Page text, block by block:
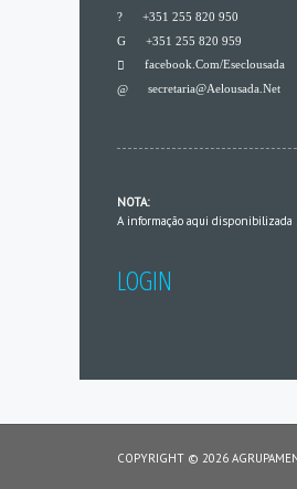
+351 255 820 950
+351 255 820 959
Facebook.com/eseclousada
Secretaria@aelousada.net
NOTA:
A informação aqui disponibilizada
LOGIN
COPYRIGHT © 2026